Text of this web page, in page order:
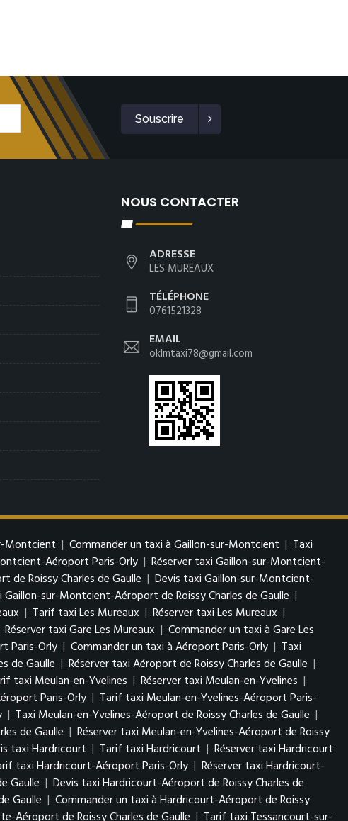
Souscrire
NOUS CONTACTER
ADRESSE
LES MUREAUX
TÉLÉPHONE
0761521328
EMAIL
oklmtaxi78@gmail.com
Montcient | Commander un taxi à Gaillon-sur-Montcient | Taxi
Aéroport Paris-Orly | Réserver taxi Gaillon-sur-Montcient-
Roissy Charles de Gaulle | Devis taxi Gaillon-sur-Montcient-
Gaillon-sur-Montcient-Aéroport de Roissy Charles de Gaulle |
| Tarif taxi Les Mureaux | Réserver taxi Les Mureaux |
Réserver taxi Gare Les Mureaux | Commander un taxi à Gare Les
Paris-Orly | Commander un taxi à Aéroport Paris-Orly | Taxi
de Gaulle | Réserver taxi Aéroport de Roissy Charles de Gaulle |
taxi Meulan-en-Yvelines | Réserver taxi Meulan-en-Yvelines |
Paris-Orly | Tarif taxi Meulan-en-Yvelines-Aéroport Paris-
| Taxi Meulan-en-Yvelines-Aéroport de Roissy Charles de Gaulle |
de Gaulle | Réserver taxi Meulan-en-Yvelines-Aéroport de Roissy
taxi Hardricourt | Tarif taxi Hardricourt | Réserver taxi Hardricourt
taxi Hardricourt-Aéroport Paris-Orly | Réserver taxi Hardricourt-
Gaulle | Devis taxi Hardricourt-Aéroport de Roissy Charles de
Gaulle | Commander un taxi à Hardricourt-Aéroport de Roissy